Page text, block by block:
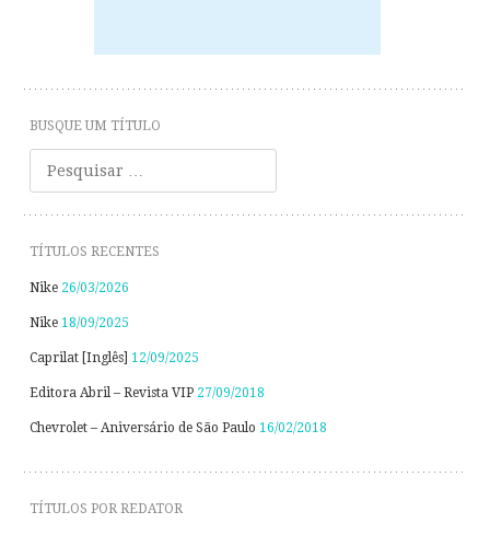
BUSQUE UM TÍTULO
Pesquisar
TÍTULOS RECENTES
Nike 26/03/2026
Nike 18/09/2025
Caprilat [Inglês] 12/09/2025
Editora Abril – Revista VIP 27/09/2018
Chevrolet – Aniversário de São Paulo 16/02/2018
TÍTULOS POR REDATOR